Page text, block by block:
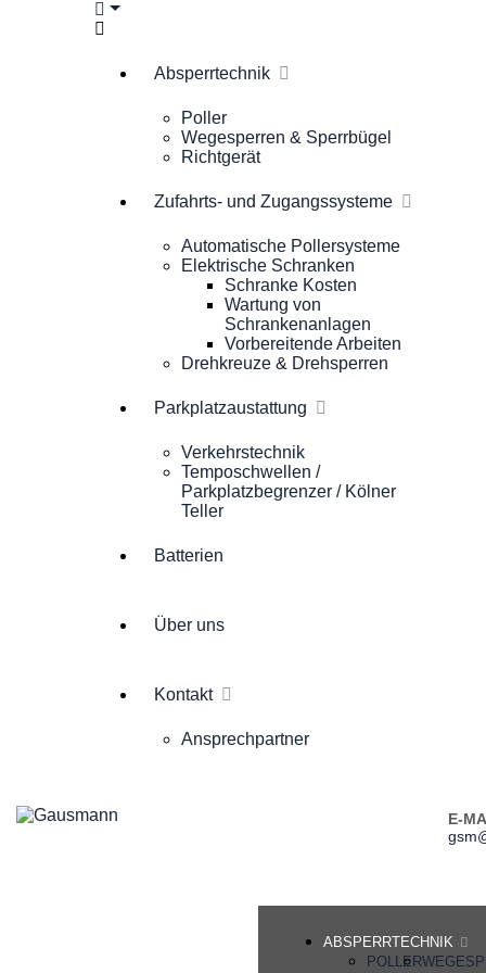
Absperrtechnik
Poller
Wegesperren & Sperrbügel
Richtgerät
Zufahrts- und Zugangssysteme
Automatische Pollersysteme
Elektrische Schranken
Schranke Kosten
Wartung von
Schrankenanlagen
Vorbereitende Arbeiten
Drehkreuze & Drehsperren
Parkplatzaustattung
Verkehrstechnik
Temposchwellen /
Parkplatzbegrenzer / Kölner
Teller
Batterien
Über uns
Kontakt
Ansprechpartner
E-
ABSPERRTECHNIK
POLLER